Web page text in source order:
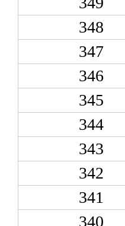
348
347
346
345
344
343
342
341
340